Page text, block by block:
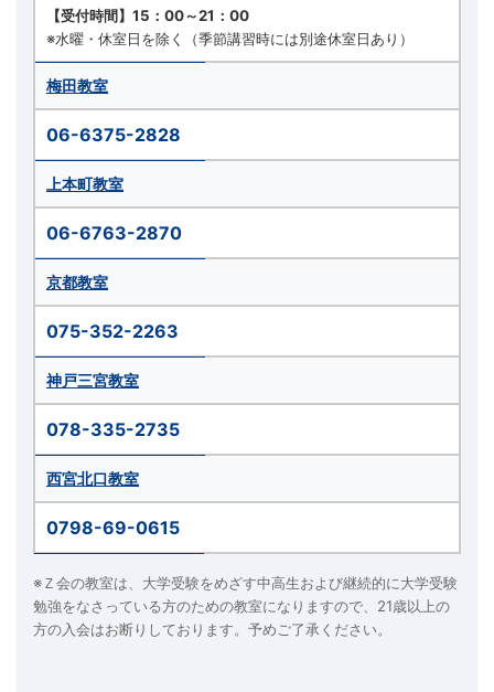
【受付時間】15：00～21：00
※水曜・休室日を除く（季節講習時には別途休室日あり）
梅田教室
06-6375-2828
上本町教室
06-6763-2870
京都教室
075-352-2263
神戸三宮教室
078-335-2735
西宮北口教室
0798-69-0615
※Ｚ会の教室は、大学受験をめざす中高生および継続的に大学受験
勉強をなさっている方のための教室になりますので、21歳以上の
方の入会はお断りしております。予めご了承ください。